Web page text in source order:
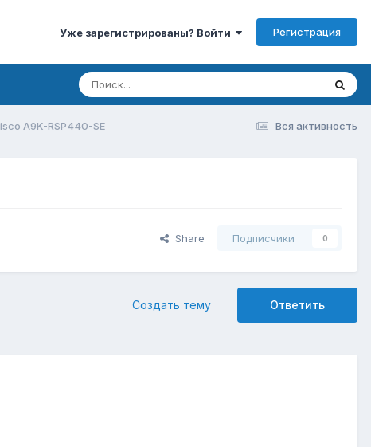
Уже зарегистрированы? Войти Регистрация
Вся активность
A9K-RSP440-SE
Share Подписчики 0
Ответить
Создать тему